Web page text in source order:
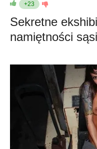
+23
Sekretne
namiętności